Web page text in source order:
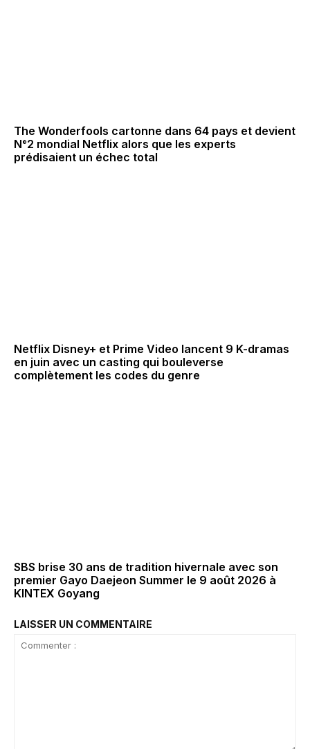
The Wonderfools cartonne dans 64 pays et devient
N°2 mondial Netflix alors que les experts
prédisaient un échec total
Netflix Disney+ et Prime Video lancent 9 K-dramas
en juin avec un casting qui bouleverse
complètement les codes du genre
SBS brise 30 ans de tradition hivernale avec son
premier Gayo Daejeon Summer le 9 août 2026 à
KINTEX Goyang
LAISSER UN COMMENTAIRE